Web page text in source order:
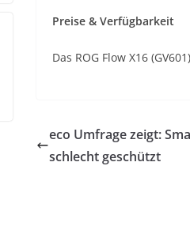
Preise & Verfügbarkeit
Das ROG Flow X16
eco Umfrage zeigt:
schlecht geschützt